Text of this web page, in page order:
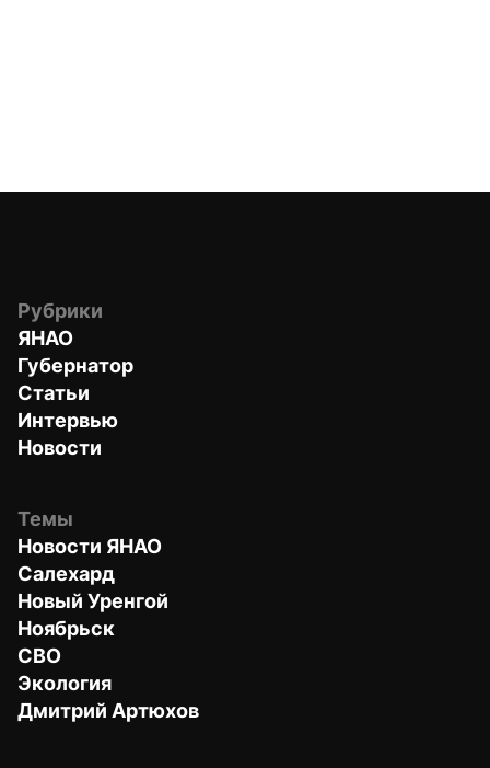
Рубрики
ЯНАО
Губернатор
Статьи
Интервью
Новости
Темы
Новости ЯНАО
Салехард
Новый Уренгой
Ноябрьск
СВО
Экология
Дмитрий Артюхов